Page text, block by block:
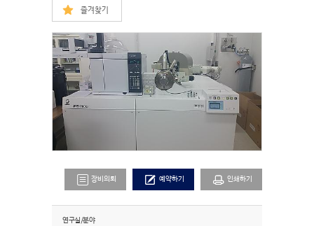
즐겨찾기
장비의뢰 예약하기 인쇄하기
연구실/분야